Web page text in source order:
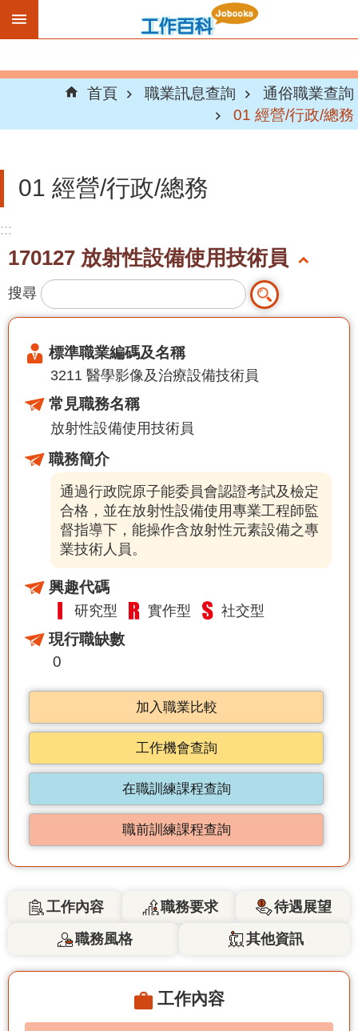
跳到主要內容區塊
首頁 職業訊息查詢
通俗職業查詢
01 經營/行政/總務
01 經營/行政/總務
:::
170127 放射性設備使用技術員
搜尋
標準職業編碼及名稱
3211 醫學影像及治療設備技術員
常見職務名稱
放射性設備使用技術員
職務簡介
通過行政院原子能委員會認證考試及檢定
合格，並在放射性設備使用專業工程師監
督指導下，能操作含放射性元素設備之專
業技術人員。
興趣代碼
研究型 實作型 社交型
現行職缺數
0
加入職業比較
工作機會查詢
在職訓練課程查詢
職前訓練課程查詢
工作內容 職務要求
待遇展望
職務風格
其他資訊
工作內容